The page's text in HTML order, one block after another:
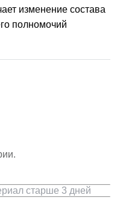
изменение состава
полномочий
старше 3 дней